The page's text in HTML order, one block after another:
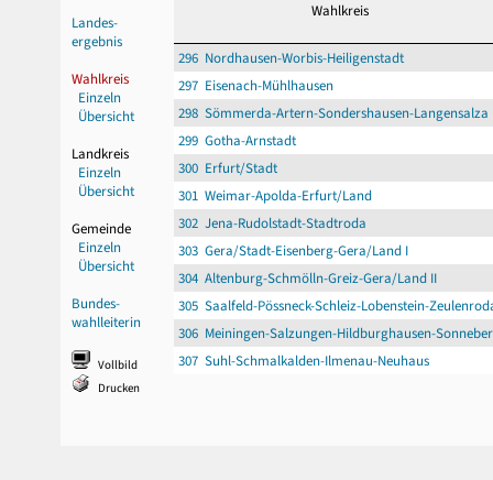
Landes-
ergebnis
Wahlkreis
Einzeln
Übersicht
Landkreis
Einzeln
Übersicht
Gemeinde
Einzeln
Übersicht
Bundes-
wahlleiterin
Vollbild
Drucken
Wahlkreis
296 Nordhausen-Worbis-Heiligenstadt
297 Eisenach-Mühlhausen
298 Sömmerda-Artern-Sondershausen-Langensalza
299 Gotha-Arnstadt
300 Erfurt/Stadt
301 Weimar-Apolda-Erfurt/Land
302 Jena-Rudolstadt-Stadtroda
303 Gera/Stadt-Eisenberg-Gera/Land I
304 Altenburg-Schmölln-Greiz-Gera/Land II
305 Saalfeld-Pössneck-Schleiz-Lobenstein-
306 Meiningen-Salzungen-Hildburghausen-
307 Suhl-Schmalkalden-Ilmenau-Neuhaus